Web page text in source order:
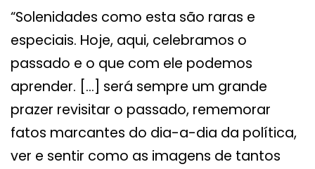
“Solenidades como esta são raras e
especiais. Hoje, aqui, celebramos o
passado e o que com ele podemos
aprender. […] será sempre um grande
prazer revisitar o passado, rememorar
fatos marcantes do dia-a-dia da política,
ver e sentir como as imagens de tantos